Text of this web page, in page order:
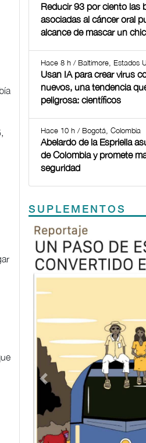
Reducir 93 por ciento las
asociadas al cáncer oral
alcance de mascar un
Hace 8 h / Baltimore, Estados
Usan IA para crear virus
nuevos, una tendencia
peligrosa: científicos
Hace 10 h / Bogotá, Colombia
Abelardo de la Espriella
de Colombia y promete
seguridad
SUPLEMENTOS
Previous
TODOS LOS